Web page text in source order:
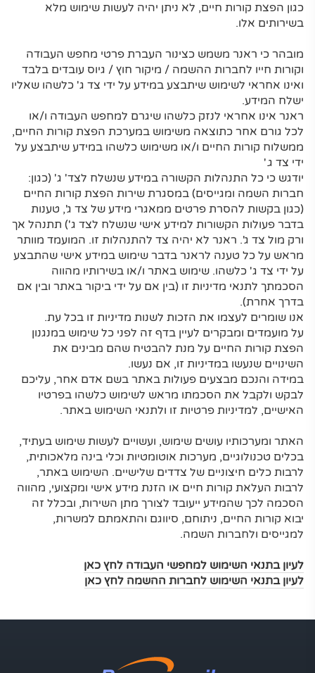
כגון הפצת קורות חיים, לא ניתן יהיה לעשות שימוש מלא
בשירותים אלו.
מובהר כי ראנר משמש כצינור העברת פרטי מחפש העבודה
וקורות חייו לחברות ההשמה / מיקור חוץ / גיוס עובדים בלבד
ואינו אחראי לשימוש שיתבצע במידע על ידי צד ג' כלשהו שאליו
ישלח המידע.
ראנר אינו אחראי לנזק כלשהו שיגרם למחפש העבודה ו/או
לכל גורם אחר כתוצאה משימוש במערכת הפצת קורות החיים,
ממשלוח קורות החיים ו/או משימוש כלשהו במידע שיתבצע על
ידי צד ג.'
יודגש כי כל התנהלות הקשורה במידע שנשלח לצד' ג' (כגון:
חברות השמה ומגייסים) במסגרת שירות הפצת קורות החיים
(כגון בקשות להסרת פרטים ממאגרי מידע של צד ג', טענות
בדבר פעולות הקשורות למידע אישי שנשלח לצד ג') תתנהל אך
ורק מול צד ג'. ראנר לא יהיה צד להתנהלות זו. המועמד מוותר
מראש על כל טענה לראנר בדבר שימוש במידע אישי שהתבצע
על ידי צד ג' כלשהו. שימוש באתר ו/או בשירותיו מהווה
הסכמתך לתנאי מדיניות זו (בין אם על ידי ביקור באתר ובין אם
בדרך אחרת).
אנו שומרים לעצמו את הזכות לשנות מדיניות זו בכל עת.
על מועמדים ומבקרים לעיין בדף זה לפני כל שימוש במנגנון
הפצת קורות החיים על מנת להבטיח שהם מבינים את
השינויים שנעשו במדיניות זו, אם נעשו.
במידה והנכם מבצעים פעולות באתר בשם אדם אחר, עליכם
לבקש ולקבל את הסכמתו מראש לשימוש כלשהו בפרטיו
האישיים, למדיניות פרטיות זו ולתנאי השימוש באתר.
האתר ומערכותיו עושים שימוש, ועשויים לעשות שימוש בעתיד,
בכלים טכנולוגיים, מערכות אוטומטיות וכלי בינה מלאכותית,
לרבות כלים חיצוניים של צדדים שלישיים. השימוש באתר,
לרבות העלאת קורות חיים או הזנת מידע אישי ומקצועי, מהווה
הסכמה לכך שהמידע ייעובד לצורך מתן השירות, ובכלל זה
יבוא קורות החיים, ניתוחם, סיווגם והתאמתם למשרות,
למגייסים ולחברות השמה.
לעיון בתנאי השימוש למחפשי העבודה לחץ כאן
לעיון בתנאי השימוש לחברות ההשמה לחץ כאן